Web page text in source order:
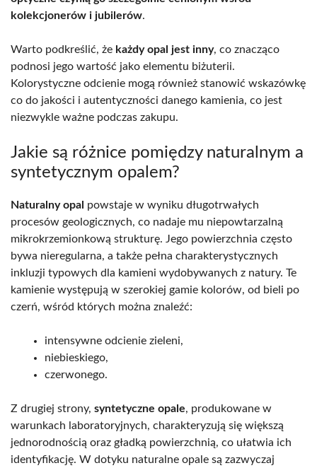
kolekcjonerów i jubilerów.
Warto podkreślić, że każdy opal jest inny, co znacząco
podnosi jego wartość jako elementu biżuterii.
Kolorystyczne odcienie mogą również stanowić wskazówkę
co do jakości i autentyczności danego kamienia, co jest
niezwykle ważne podczas zakupu.
Jakie są różnice pomiędzy naturalnym a
syntetycznym opalem?
Naturalny opal powstaje w wyniku długotrwałych
procesów geologicznych, co nadaje mu niepowtarzalną
mikrokrzemionkową strukturę. Jego powierzchnia często
bywa nieregularna, a także pełna charakterystycznych
inkluzji typowych dla kamieni wydobywanych z natury. Te
kamienie występują w szerokiej gamie kolorów, od bieli po
czerń, wśród których można znaleźć:
intensywne odcienie zieleni,
niebieskiego,
czerwonego.
Z drugiej strony, syntetyczne opale, produkowane w
warunkach laboratoryjnych, charakteryzują się większą
jednorodnością oraz gładką powierzchnią, co ułatwia ich
identyfikację. W dotyku naturalne opale są zazwyczaj